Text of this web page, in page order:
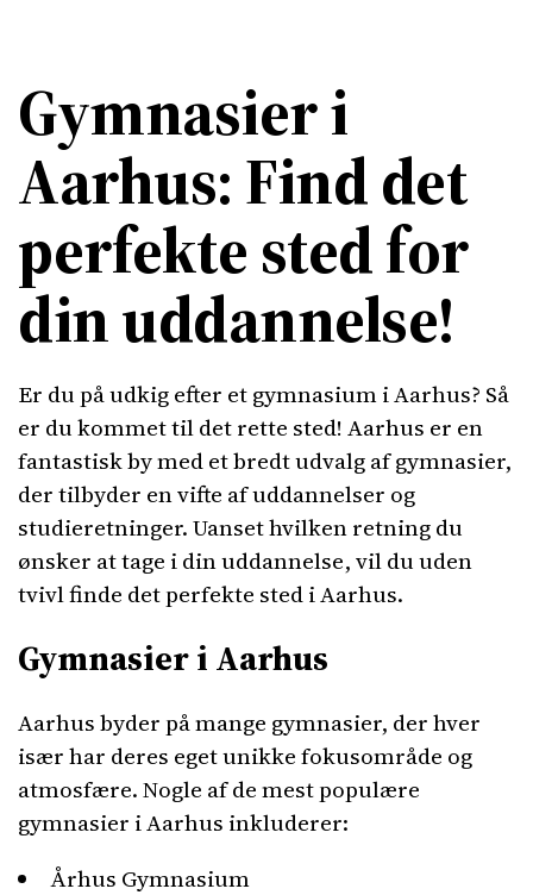
Gymnasier i
Aarhus: Find det
perfekte sted for
din uddannelse!
Er du på udkig efter et gymnasium i Aarhus? Så
er du kommet til det rette sted! Aarhus er en
fantastisk by med et bredt udvalg af gymnasier,
der tilbyder en vifte af uddannelser og
studieretninger. Uanset hvilken retning du
ønsker at tage i din uddannelse, vil du uden
tvivl finde det perfekte sted i Aarhus.
Gymnasier i Aarhus
Aarhus byder på mange gymnasier, der hver
især har deres eget unikke fokusområde og
atmosfære. Nogle af de mest populære
gymnasier i Aarhus inkluderer:
Århus Gymnasium